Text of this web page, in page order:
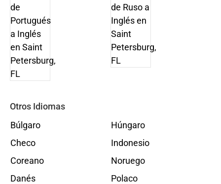
Otros Idiomas
Búlgaro
Checo
Coreano
Danés
Húngaro
Indonesio
Noruego
Polaco